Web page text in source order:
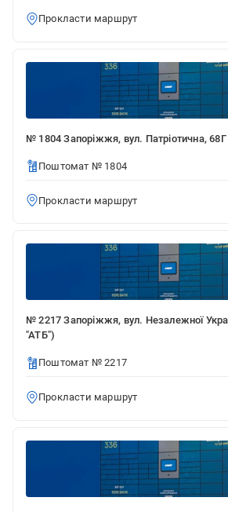
Прокласти маршрут
№ 1804 Запоріжжя, вул. Патріотична,
Поштомат № 1804
Прокласти маршрут
№ 2217 Запоріжжя, вул. Незалежної
"АТБ")
Поштомат № 2217
Прокласти маршрут